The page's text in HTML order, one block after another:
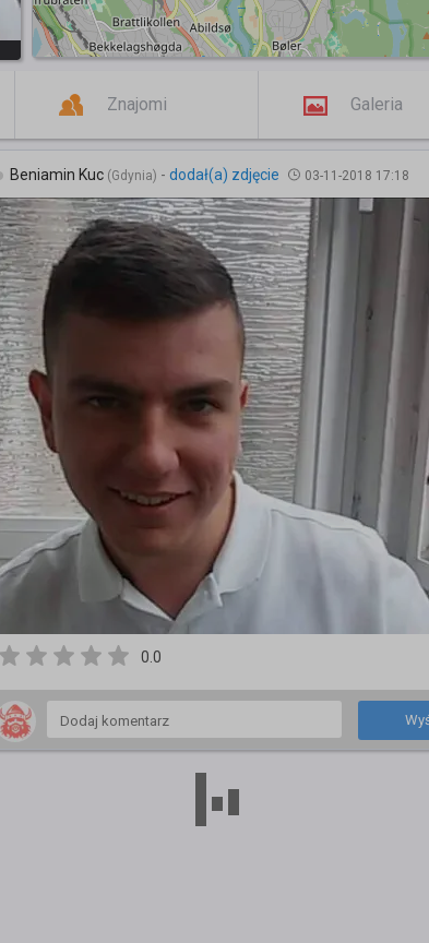
Znajomi Galeria
Beniamin Kuc (Gdynia) - dodał(a) zdjęcie 03-11-2018 17:18
0.0